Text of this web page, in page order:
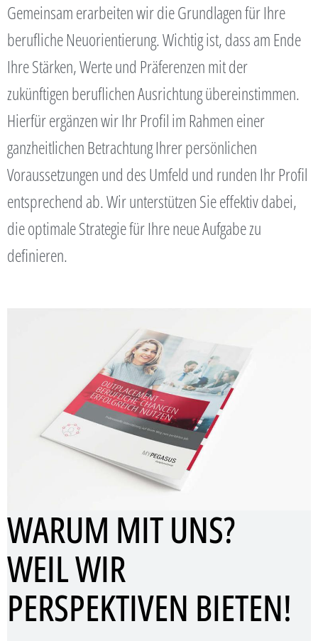
Gemeinsam erarbeiten wir die Grundlagen für Ihre
berufliche Neuorientierung. Wichtig ist, dass am Ende
Ihre Stärken, Werte und Präferenzen mit der
zukünftigen beruflichen Ausrichtung übereinstimmen.
Hierfür ergänzen wir Ihr Profil im Rahmen einer
ganzheitlichen Betrachtung Ihrer persönlichen
Voraussetzungen und des Umfeld und runden Ihr Profil
entsprechend ab. Wir unterstützen Sie effektiv dabei,
die optimale Strategie für Ihre neue Aufgabe zu
definieren.
WARUM MIT UNS?
WEIL WIR
PERSPEKTIVEN BIETEN!